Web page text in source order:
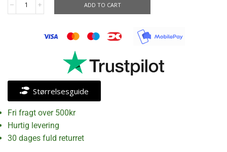
ADD TO CART
Størrelsesguide
Fri fragt over 500kr
Hurtig levering
30 dages fuld returret